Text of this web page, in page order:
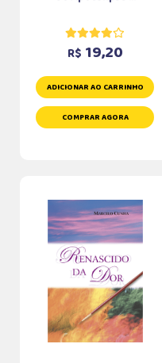
R$ 19,20
ADICIONAR AO CARRINHO
COMPRAR AGORA